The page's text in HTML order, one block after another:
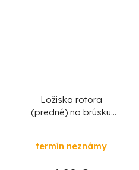
Ložisko rotora
(predné) na brúsku
26
termín neznámy